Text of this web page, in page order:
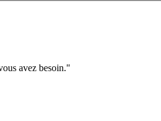
avez besoin."